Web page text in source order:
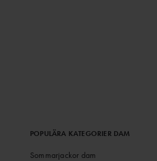
POPULÄRA KATEGORIER DAM
Sommarjackor dam